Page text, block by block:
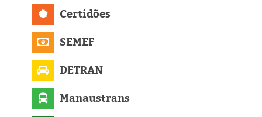
Política
Certidões
SEMEF
DETRAN
Manaustrans